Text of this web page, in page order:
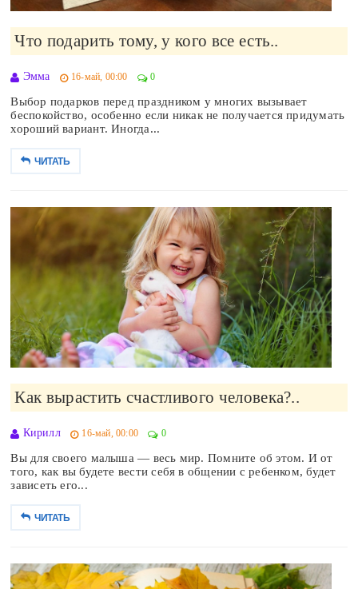
Что подарить тому, у кого все есть..
Эмма 16-май, 00:00 0
Выбор подарков перед праздником у многих вызывает
беспокойство, особенно если никак не получается придумать
хороший вариант. Иногда...
ЧИТАТЬ
Как вырастить счастливого человека?..
Кирилл 16-май, 00:00 0
Вы для своего малыша — весь мир. Помните об этом. И от
того, как вы будете вести себя в общении с ребенком, будет
зависеть его...
ЧИТАТЬ